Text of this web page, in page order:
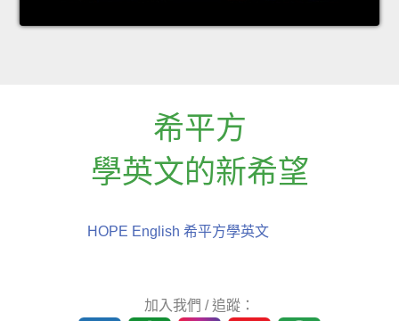
希平方
學英文的新希望
HOPE English 希平方學英文
加入我們 / 追蹤：